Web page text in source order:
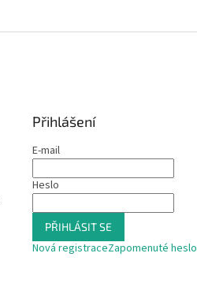
Přihlášení
E-mail
Heslo
PŘIHLÁSIT SE
Nová registraceZapomenuté heslo